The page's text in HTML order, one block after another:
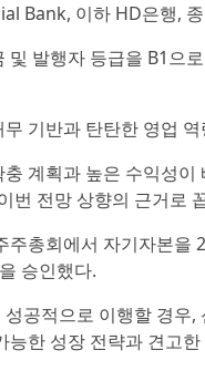
Bank, 이하 HD은행,
발행자 등급을 B1으
기반과 탄탄한 영업
계획과 높은 수익성
번 전망 상향의 근거로
총회에서 자기자본
승인했다.
공적으로 이행할 경
한 성장 전략과 견고